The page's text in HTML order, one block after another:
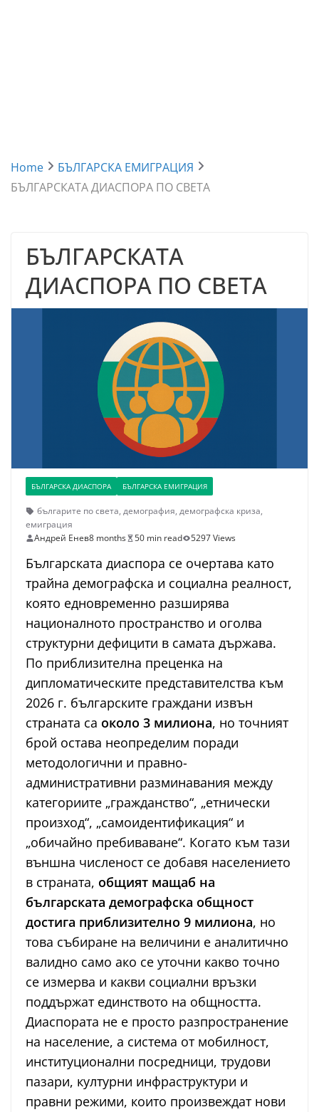
Home
БЪЛГАРСКА ЕМИГРАЦИЯ
БЪЛГАРСКАТА ДИАСПОРА ПО СВЕТА
БЪЛГАРСКАТА
ДИАСПОРА ПО СВЕТА
БЪЛГАРСКА ДИАСПОРА БЪЛГАРСКА ЕМИГРАЦИЯ
българите по света, демография, демографска криза,
емиграция
Андрей Енев8 months 50 min read 5297 Views
Българската диаспора се очертава като
трайна демографска и социална реалност,
която едновременно разширява
националното пространство и оголва
структурни дефицити в самата държава.
По приблизителна преценка на
дипломатическите представителства към
2026 г. българските граждани извън
страната са около 3 милиона, но точният
брой остава неопределим поради
методологични и правно-
административни разминавания между
категориите „гражданство“, „етнически
произход“, „самоидентификация“ и
„обичайно пребиваване“. Когато към тази
външна численост се добавя населението
в страната, общият мащаб на
българската демографска общност
достига приблизително 9 милиона, но
това събиране на величини е аналитично
валидно само ако се уточни какво точно
се измерва и какви социални връзки
поддържат единството на общността.
Диаспората не е просто разпространение
на население, а система от мобилност,
институционални посредници, трудови
пазари, културни инфраструктури и
правни режими, които произвеждат нови